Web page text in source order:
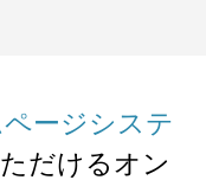
ージシステ
だけるオン